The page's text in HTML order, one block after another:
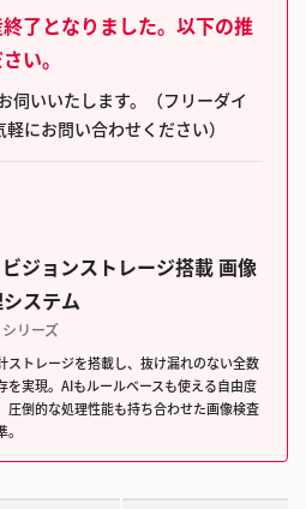
了となりました。以下の推
い。
伺いいたします。（フリーダイ
にお問い合わせください）
ジョンストレージ搭載 画像
ステム
シリーズ
ストレージを搭載し、抜け漏れのない全数
を実現。AIもルールベースも使える自由度
圧倒的な処理性能も持ち合わせた画像検査